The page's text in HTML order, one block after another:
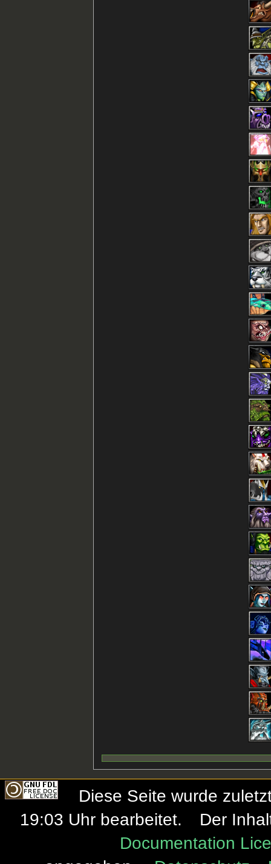
Diese Seite wurde
19:03 Uhr bearbeitet.
Der
Documentation